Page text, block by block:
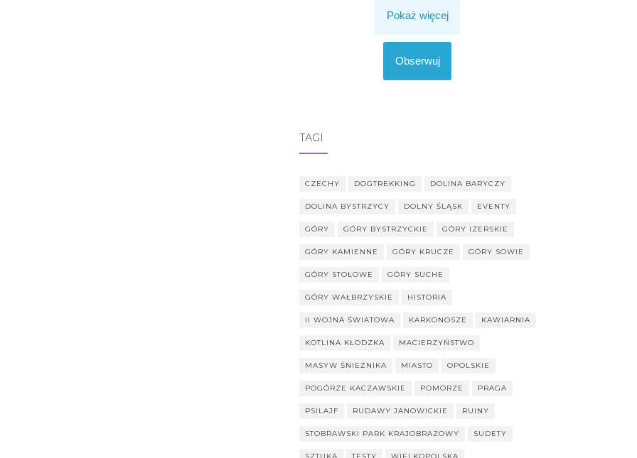
Pokaż więcej
Obserwuj
TAGI
CZECHY DOGTREKKING DOLINA BARYCZY
DOLINA BYSTRZYCY DOLNY ŚLĄSK EVENTY
GÓRY GÓRY BYSTRZYCKIE GÓRY IZERSKIE
GÓRY KAMIENNE GÓRY KRUCZE GÓRY SOWIE
GÓRY STOŁOWE GÓRY SUCHE
GÓRY WAŁBRZYSKIE HISTORIA
II WOJNA ŚWIATOWA KARKONOSZE KAWIARNIA
KOTLINA KŁODZKA MACIERZYŃSTWO
MASYW ŚNIEŻNIKA MIASTO OPOLSKIE
POGÓRZE KACZAWSKIE POMORZE PRAGA
PSILAJF RUDAWY JANOWICKIE RUINY
STOBRAWSKI PARK KRAJOBRAZOWY SUDETY
SZTUKA TESTY WIELKOPOLSKA